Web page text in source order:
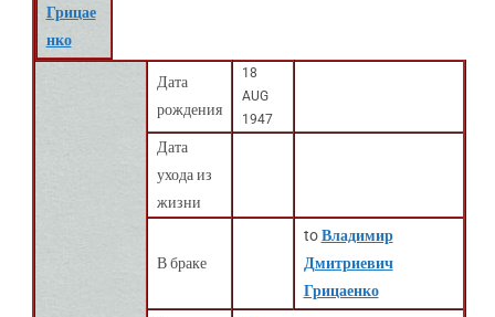
Грицае
нко
Дата
рождения
18
AUG
1947
Дата
ухода из
жизни
В браке
toВладимир
Дмитриевич
Грицаенко